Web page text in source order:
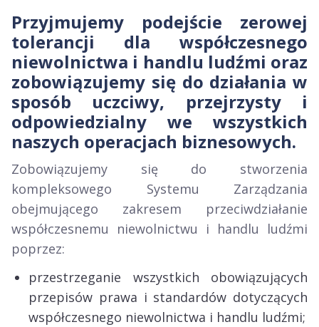
Przyjmujemy podejście zerowej
tolerancji dla współczesnego
niewolnictwa i handlu ludźmi oraz
zobowiązujemy się do działania w
sposób uczciwy, przejrzysty i
odpowiedzialny we wszystkich
naszych operacjach biznesowych.
Zobowiązujemy się do stworzenia
kompleksowego Systemu Zarządzania
obejmującego zakresem przeciwdziałanie
współczesnemu niewolnictwu i handlu ludźmi
poprzez:
przestrzeganie wszystkich obowiązujących
przepisów prawa i standardów dotyczących
współczesnego niewolnictwa i handlu ludźmi;